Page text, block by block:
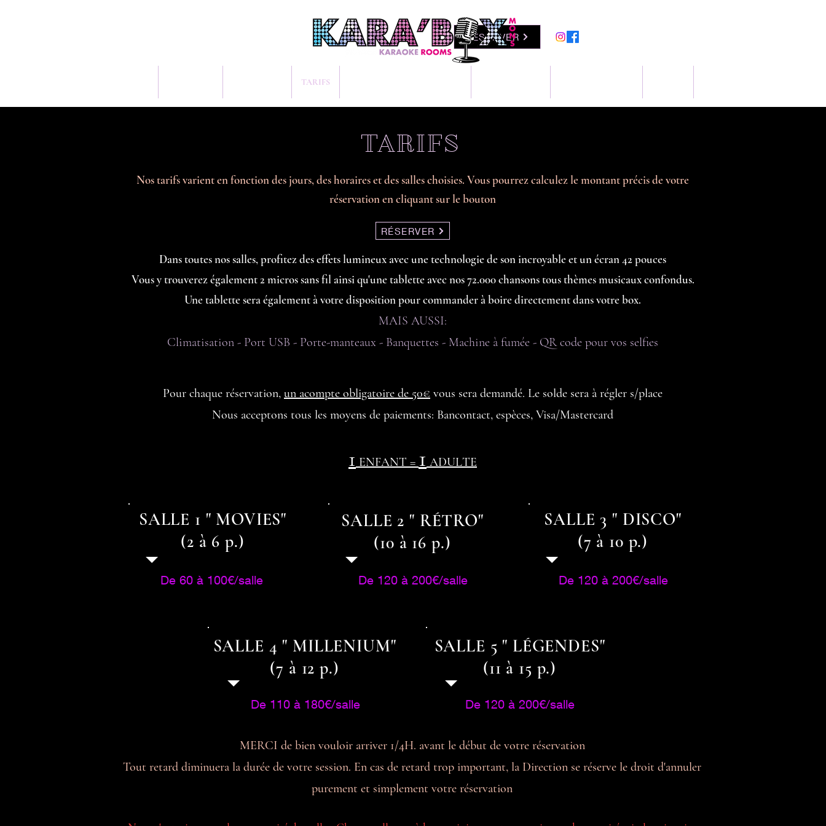
RÉSERVER
TARIFS
TARIFS
Nos tarifs varient en fonction des jours, des horaires et des salles choisies. Vous pourrez calculez le montant précis de votre
réservation en cliquant sur le bouton
Dans toutes nos salles, profitez des effets lumineux avecune technologie de son incroyable et un écran 42 pouces
Vous y trouverez également 2 micros sans fil ainsi qu'une tablette avec nos 72.000 chansons tous thèmes musicaux confondus.
Une tablette sera également à votre disposition pour commander à boire directement dans votre box.
MAIS AUSSI:
Climatisation - Port USB - Porte-manteaux - Banquettes - Machine à fumée - QR code pour vos selfies
RÉSERVER
SALLE 1 " MOVIES"
(2 à 6 p.)
SALLE 2 " RÉTRO"
(10 à 16 p.)
SALLE 3 " DISCO"
(7 à 10 p.)
Pour chaque réservation, un acompte obligatoire de 50€ vous sera demandé. Le solde sera à régler s/place
Nous acceptons tous les moyens de paiements: Bancontact, espèces, Visa/Mastercard
1 ENFANT = 1 ADULTE
De 60 à 100€/salle De 120 à 200€/salle De 120 à 200€/salle
SALLE 4 " MILLENIUM"
(7 à 12 p.)
De 110 à 180€/salle
SALLE 5 " LÉGENDES"
(11 à 15 p.)
De 120 à 200€/salle
MERCI de bien vouloir arriver 1/4H. avant le début de votre réservation
Tout retard diminuera la durée de votre session. En cas de retard trop important, la Direction se réserve le droit d'annuler
purement et simplement votre réservation